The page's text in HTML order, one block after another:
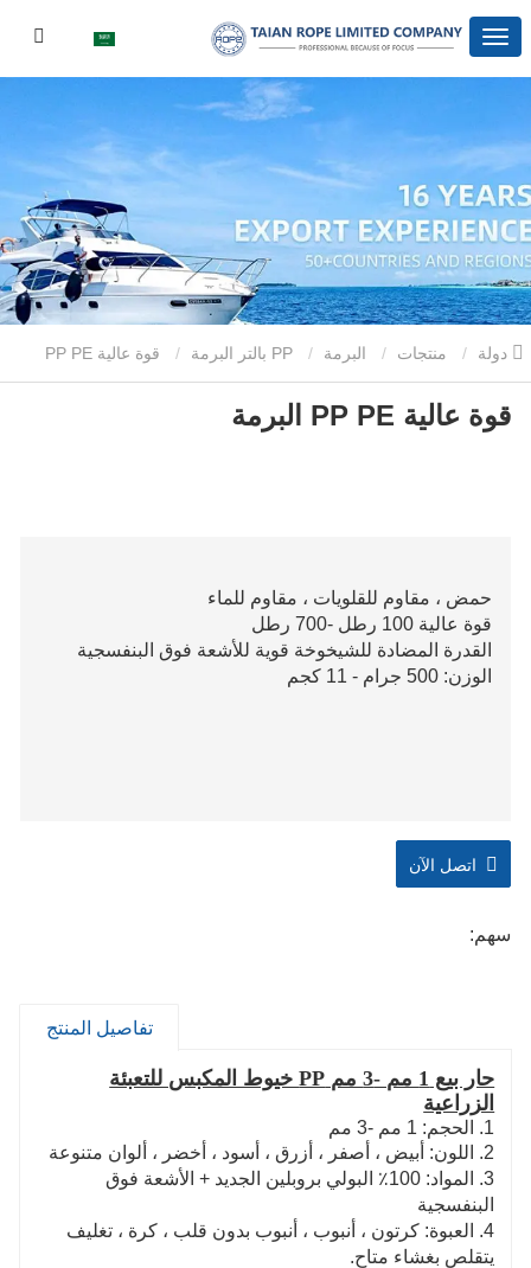
منتجات البرمة PP بالتر البرمة قوة عالية PP PE
البرمة
قوة عالية PP PE البرمة
حمض ، مقاوم للقلويات ، مقاوم للماء
قوة عالية 100 رطل -700 رطل
القدرة المضادة للشيخوخة قوية للأشعة فوق البنفسجية
الوزن: 500 جرام - 11 كجم
اتصل الآن
سهم:
تفاصيل المنتج
حار بيع 1 مم -3 مم PP خيوط المكبس للتعبئة
الزراعية
1. الحجم: 1 مم -3 مم
2. اللون: أبيض ، أصفر ، أزرق ، أسود ، أخضر ، ألوان متنوعة
3. المواد: 100٪ البولي بروبلين الجديد + الأشعة فوق
البنفسجية
4. العبوة: كرتون ، أنبوب ، أنبوب بدون قلب ، كرة ، تغليف
يتقلص بغشاء متاح.